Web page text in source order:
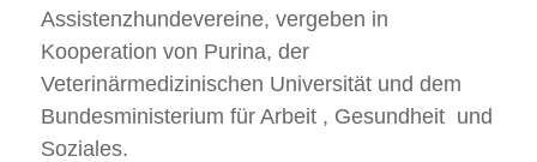
Assistenzhundevereine, vergeben in
Kooperation von Purina, der
Veterinärmedizinischen Universität und dem
Bundesministerium für Arbeit , Gesundheit und
Soziales.